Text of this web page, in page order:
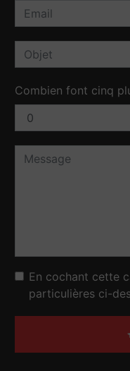
Combien font cinq
En cochant cette
particulières ci-